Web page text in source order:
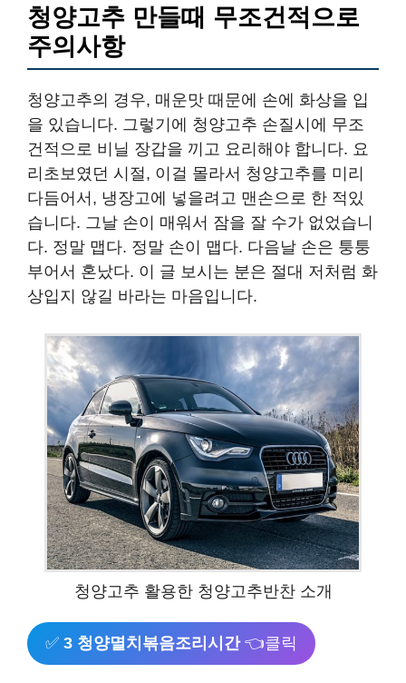
청양고추 만들때 무조건적으로
주의사항
청양고추의 경우, 매운맛 때문에 손에 화상을 입
을 있습니다. 그렇기에 청양고추 손질시에 무조
건적으로 비닐 장갑을 끼고 요리해야 합니다. 요
리초보였던 시절, 이걸 몰라서 청양고추를 미리
다듬어서, 냉장고에 넣을려고 맨손으로 한 적있
습니다. 그날 손이 매워서 잠을 잘 수가 없었습니
다. 정말 맵다. 정말 손이 맵다. 다음날 손은 퉁퉁
부어서 혼났다. 이 글 보시는 분은 절대 저처럼 화
상입지 않길 바라는 마음입니다.
청양고추 활용한 청양고추반찬 소개
✅ 3 청양멸치볶음조리시간👈클릭